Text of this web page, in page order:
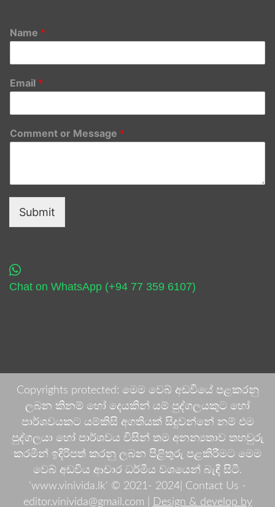
Name *
Email *
Comment or Message *
Submit
Chat on WhatsApp (+94 77 359 6107)
Copyrights protected: මෙම වෙබ් අඩවියේ පළකරනු
ලබන කිනම් හෝ දෙයකින් යම් පුද්ගලයකුට හෝ
පාර්ශවයකට යම්කිසි අගතියක් සිදුවන්නේ නම් එම
පුද්ගලයා හෝ පාර්ශවය විසින් තම අනන්‍යතාව තහවුරු
කරමින් ඉදිරිපත් කරනු ලබන පිළිතුරු පළකිරීමට මෙම
වෙබ් අඩවිය ආචාර ධර්මීය වශයෙන් බැඳී සිටී.
'www.vinivida.lk' © 2021- 2024| Contact Us -
editor.vinivida@gmail.com |
Design & develop by